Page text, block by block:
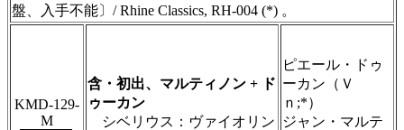
盤、入手不能〕/ Rhine Classics, RH-004 (*) 。
KMD-129-
M
含・初出、マルティノン + ド
ゥーカン
シベリウス：ヴァイオリン
ピエール・ドゥ
ーカン（Ｖ
ｎ;*）
ジャン・マルテ